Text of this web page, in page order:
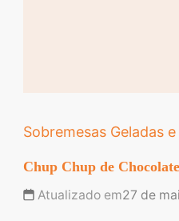
Sobremesas Geladas
Chup Chup de
Atualizado em27 de